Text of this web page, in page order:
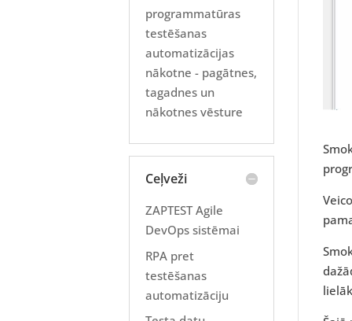
programmatūras
testēšanas
automatizācijas
nākotne - pagātnes,
tagadnes un
nākotnes vēsture
Ceļveži
ZAPTEST Agile
DevOps sistēmai
RPA pret
testēšanas
automatizāciju